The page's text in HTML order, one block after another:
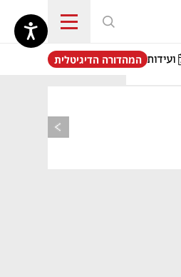
ועידות
נפתח בכרטיסייה חדשה
המהדורה הדיגיטלית